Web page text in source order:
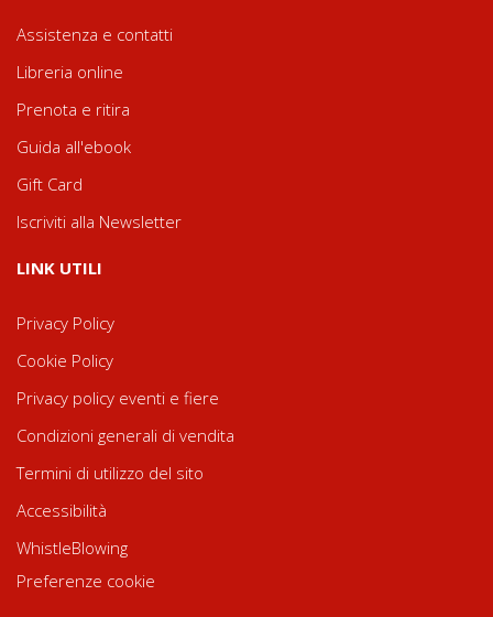
Assistenza e contatti
Libreria online
Prenota e ritira
Guida all'ebook
Gift Card
Iscriviti alla Newsletter
LINK UTILI
Privacy Policy
Cookie Policy
Privacy policy eventi e fiere
Condizioni generali di vendita
Termini di utilizzo del sito
Accessibilità
WhistleBlowing
Preferenze cookie